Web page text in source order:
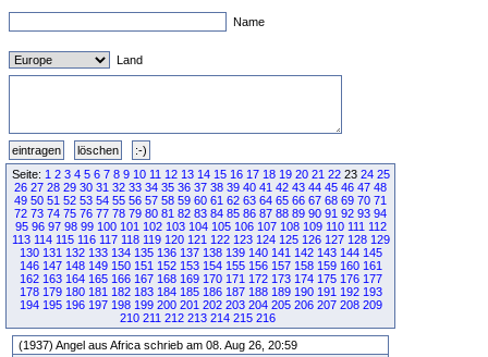
Name
Land
Seite: 1 2 3 4 5 6 7 8 9 10 11 12 13 14 15 16 17 18 19 20 21 2223 24 25
26 27 28 29 30 31 32 33 34 35 36 37 38 39 40 41 42 43 44 45 46 47 48
49 50 51 52 53 54 55 56 57 58 59 60 61 62 63 64 65 66 67 68 69 70 71
72 73 74 75 76 77 78 79 80 81 82 83 84 85 86 87 88 89 90 91 92 93 94
95 96 97 98 99 100 101 102 103 104 105 106 107 108 109 110 111 112
113 114 115 116 117 118 119 120 121 122 123 124 125 126 127 128 129
130 131 132 133 134 135 136 137 138 139 140 141 142 143 144 145
146 147 148 149 150 151 152 153 154 155 156 157 158 159 160 161
162 163 164 165 166 167 168 169 170 171 172 173 174 175 176 177
178 179 180 181 182 183 184 185 186 187 188 189 190 191 192 193
194 195 196 197 198 199 200 201 202 203 204 205 206 207 208 209
210 211 212 213 214 215 216
(1937) Angel aus Africa schrieb am 08. Aug 26, 20:59